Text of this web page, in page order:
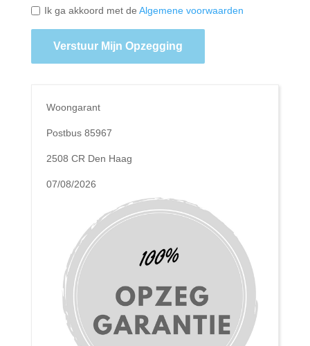
Ik ga akkoord met de Algemene voorwaarden
Verstuur Mijn Opzegging
Woongarant
Postbus 85967
2508 CR Den Haag
07/08/2026